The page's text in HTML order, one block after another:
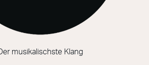
Der musikalischste Klang